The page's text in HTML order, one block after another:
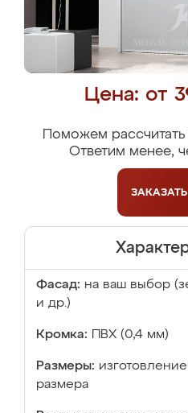
Цена: от
Поможем рассчитать
Ответим менее,
ЗАКАЗАТЬ
Фасад: на ваш выбор
и др.)
Кромка: ПВХ (0,4 мм)
Размеры:
размера